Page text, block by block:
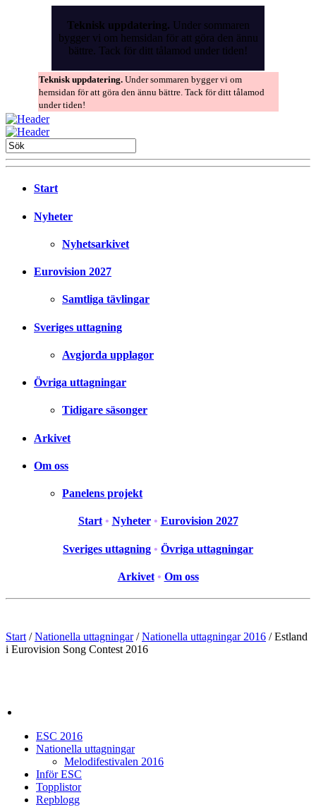
Teknisk uppdatering. Under sommaren
bygger vi om hemsidan för att göra den ännu
bättre. Tack för ditt tålamod under tiden!
Teknisk uppdatering. Under sommaren bygger vi om
hemsidan för att göra den ännu bättre. Tack för ditt tålamod
under tiden!
Start
Nyheter
Nyhetsarkivet
Eurovision 2027
Samtliga tävlingar
Sveriges uttagning
Avgjorda upplagor
Övriga uttagningar
Tidigare säsonger
Arkivet
Om oss
Panelens projekt
Start • Nyheter • Eurovision 2027
Sveriges uttagning • Övriga uttagningar
Arkivet • Om oss
Start / Nationella uttagningar / Nationella uttagningar 2016 / Estland
i Eurovision Song Contest 2016
ESC 2016
Nationella uttagningar
Melodifestivalen 2016
Inför ESC
Topplistor
Repblogg